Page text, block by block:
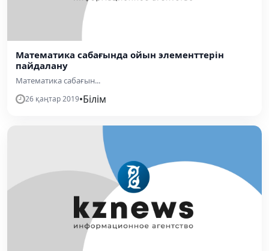
Математика сабағында ойын элементтерін
пайдалану
Математика сабағын...
26 қаңтар 2019•Білім